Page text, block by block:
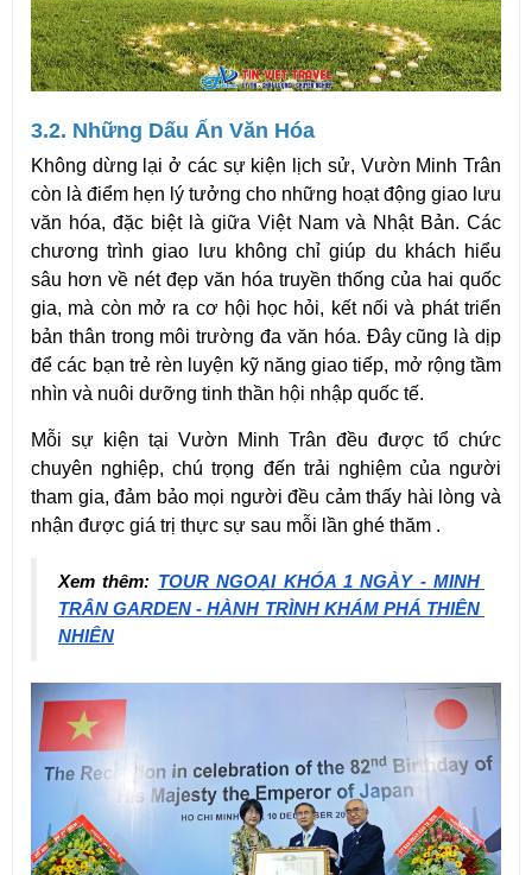
3.2. Những Dấu Ấn Văn Hóa
Không dừng lại ở các sự kiện lịch sử, Vườn Minh Trân
còn là điểm hẹn lý tưởng cho những hoạt động giao lưu
văn hóa, đặc biệt là giữa Việt Nam và Nhật Bản. Các
chương trình giao lưu không chỉ giúp du khách hiểu
sâu hơn về nét đẹp văn hóa truyền thống của hai quốc
gia, mà còn mở ra cơ hội học hỏi, kết nối và phát triển
bản thân trong môi trường đa văn hóa. Đây cũng là dịp
để các bạn trẻ rèn luyện kỹ năng giao tiếp, mở rộng tầm
nhìn và nuôi dưỡng tinh thần hội nhập quốc tế.
Mỗi sự kiện tại Vườn Minh Trân đều được tổ chức
chuyên nghiệp, chú trọng đến trải nghiệm của người
tham gia, đảm bảo mọi người đều cảm thấy hài lòng và
nhận được giá trị thực sự sau mỗi lần ghé thăm .
Xem thêm: TOUR NGOẠI KHÓA 1 NGÀY - MINH
TRÂN GARDEN - HÀNH TRÌNH KHÁM PHÁ THIÊN
NHIÊN